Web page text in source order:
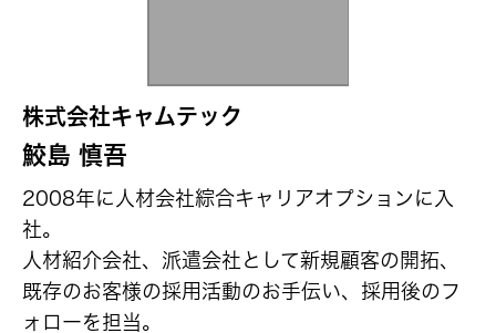
株式会社キャムテック
鮫島 慎吾
2008年に人材会社綜合キャリアオプションに入
社。
人材紹介会社、派遣会社として新規顧客の開拓、
既存のお客様の採用活動のお手伝い、採用後のフ
ォローを担当。